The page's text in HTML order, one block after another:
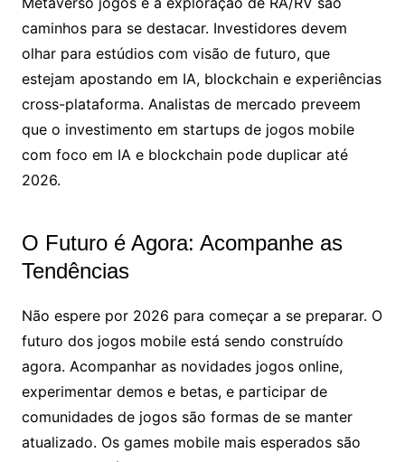
caminhos para se destacar. Investidores devem
olhar para estúdios com visão de futuro, que
estejam apostando em IA, blockchain e experiências
cross-plataforma. Analistas de mercado preveem
que o investimento em startups de jogos mobile
com foco em IA e blockchain pode duplicar até
2026.
O Futuro é Agora: Acompanhe as
Tendências
Não espere por 2026 para começar a se preparar. O
futuro dos jogos mobile está sendo construído
agora. Acompanhar as novidades jogos online,
experimentar demos e betas, e participar de
comunidades de jogos são formas de se manter
atualizado. Os games mobile mais esperados são